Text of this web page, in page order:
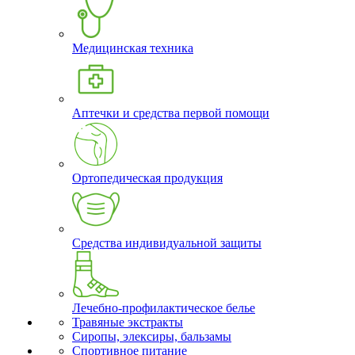
Медицинская техника
Аптечки и средства первой помощи
Ортопедическая продукция
Средства индивидуальной защиты
Лечебно-профилактическое белье
Травяные экстракты
Сиропы, элексиры, бальзамы
Спортивное питание